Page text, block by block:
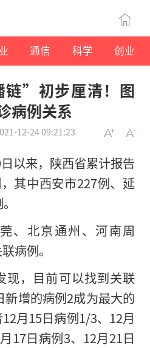
通信 科学 创业
”初步厘清！图
病例关系
12-24 09:21:23
以来，陕西省累计报告
其中西安市227例、延
、北京通州、河南周
病例。
现，目前可以找到关联
新增的病例2成为最大的
月15日病例1/3、12月
17日病例3、12月21日